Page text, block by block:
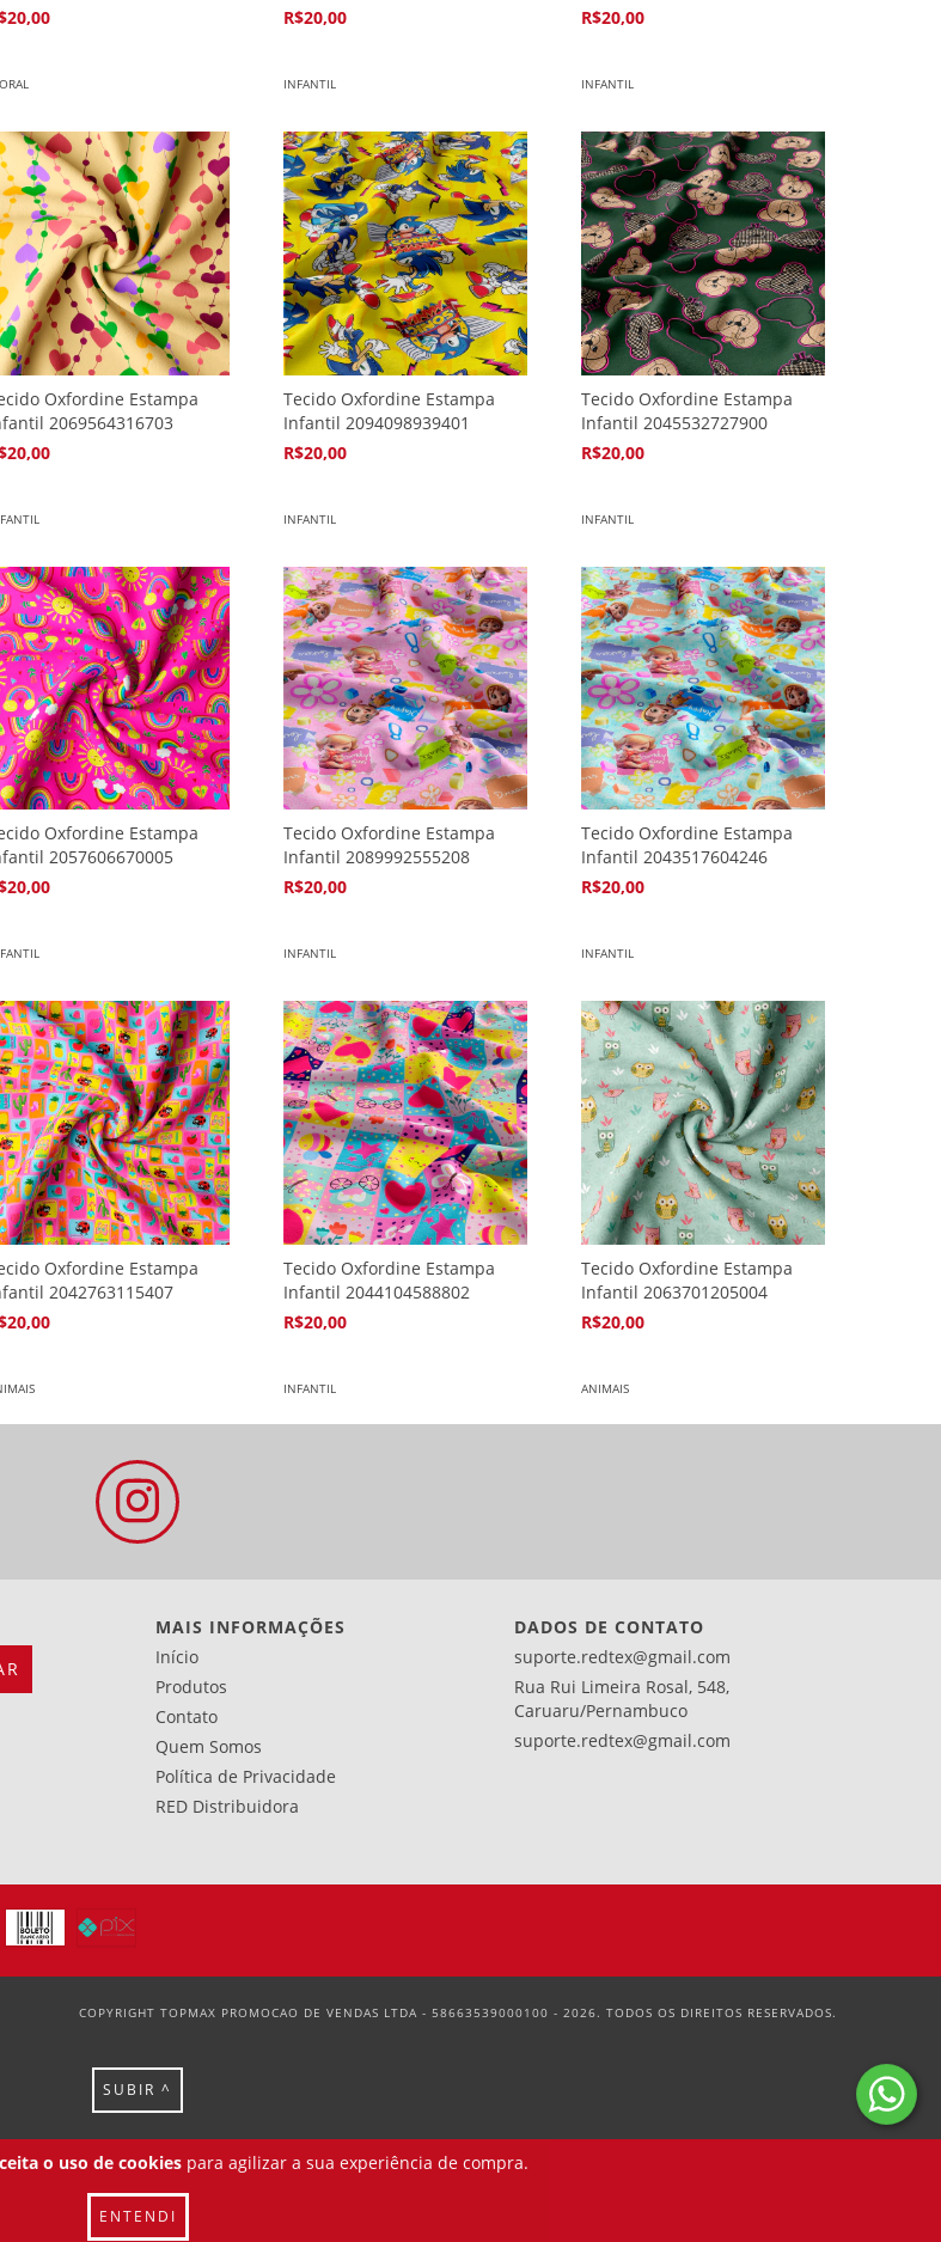
o uso de cookiespara agilizar a sua experiência de compra.
ENTENDI
R$20,00
INFANTIL
R$20,00
INFANTIL
Oxfordine Estampa
2069564316703
Tecido Oxfordine Estampa
Infantil 2094098939401
R$20,00
INFANTIL
Tecido Oxfordine Estampa
Infantil 2045532727900
R$20,00
INFANTIL
Oxfordine Estampa
2057606670005
Tecido Oxfordine Estampa
Infantil 2089992555208
R$20,00
INFANTIL
Tecido Oxfordine Estampa
Infantil 2043517604246
R$20,00
INFANTIL
Oxfordine Estampa
2042763115407
Tecido Oxfordine Estampa
Infantil 2044104588802
R$20,00
INFANTIL
Tecido Oxfordine Estampa
Infantil 2063701205004
R$20,00
ANIMAIS
MAIS INFORMAÇÕES
Início
Produtos
Contato
Quem Somos
Política de Privacidade
RED Distribuidora
DADOS DE CONTATO
suporte.redtex@gmail.com
Rua Rui Limeira Rosal, 548,
Caruaru/Pernambuco
suporte.redtex@gmail.com
COPYRIGHT TOPMAX PROMOCAO DE VENDAS LTDA - 58663539000100 - 2026. TODOS OS DIREITOS RESERVADOS.
SUBIR ^